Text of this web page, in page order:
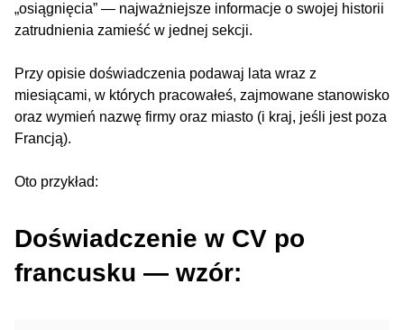
„osiągnięcia” — najważniejsze informacje o swojej historii
zatrudnienia zamieść w jednej sekcji.
Przy opisie doświadczenia podawaj lata wraz z
miesiącami, w których pracowałeś, zajmowane stanowisko
oraz wymień nazwę firmy oraz miasto (i kraj, jeśli jest poza
Francją).
Oto przykład:
Doświadczenie w CV po
francusku — wzór: